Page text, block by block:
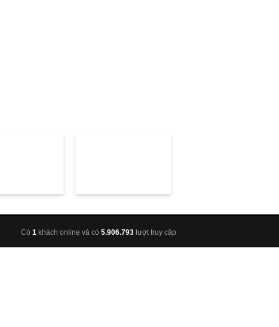
Có 1 khách online và có 5.906.793 lượt truy cập